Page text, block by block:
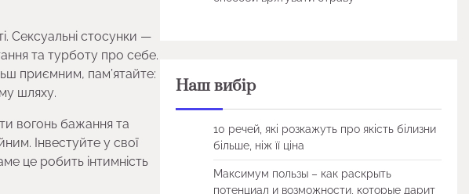
Сексуальні стосунки —
та турботу про себе.
приємним, пам’ятайте:
шляху.
вогонь бажання та
Інвестуйте у свої
це робить інтимність
Наш вибір
10 речей, які розкажуть про якість білизни
більше, ніж її ціна
Максимум пользы – как раскрыть
потенциал и возможности, которые дарит